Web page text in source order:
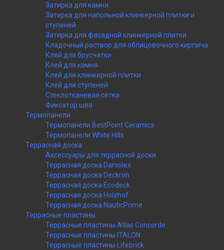
Затирка для камня
Затирка для напольной клинкерной плитки и
ступеней
Затирка для фасадной клинкерной плитки
Кладочный раствор для облицовочного кирпича
Клей для брусчатки
Клей для камня
Клей для клинкерной плитки
Клей для ступеней
Стеклотканевая сетка
Фиксатор шва
Термопанели
Термопанели BestPoint Ceramics
Термопанели White Hills
Террасная доска
Аксессуары для террасной доски
Террасная доска Darvolex
Террасная доска Deckron
Террасная доска Ecodeck
Террасная доска Holzhof
Террасная доска NauticPrime
Террасные пластины
Террасные пластины Atlas Concorde
Террасные пластины ITALON
Террасные пластины Lifebrick